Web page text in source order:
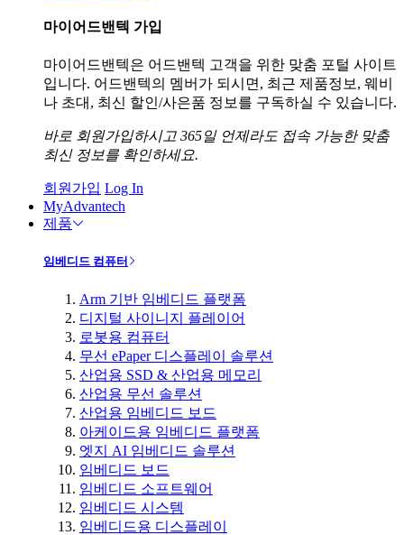
마이어드밴텍 가입
마이어드밴텍은 어드밴텍 고객을 위한 맞춤 포털 사이트
입니다. 어드밴텍의 멤버가 되시면, 최근 제품정보, 웨비
나 초대, 최신 할인/사은품 정보를 구독하실 수 있습니다.
바로 회원가입하시고 365일 언제라도 접속 가능한 맞춤
최신 정보를 확인하세요.
회원가입 Log In
MyAdvantech
제품
임베디드 컴퓨터
Arm 기반 임베디드 플랫폼
디지털 사이니지 플레이어
로봇용 컴퓨터
무선 ePaper 디스플레이 솔루션
산업용 SSD & 산업용 메모리
산업용 무선 솔루션
산업용 임베디드 보드
아케이드용 임베디드 플랫폼
엣지 AI 임베디드 솔루션
임베디드 보드
임베디드 소프트웨어
임베디드 시스템
임베디드용 디스플레이